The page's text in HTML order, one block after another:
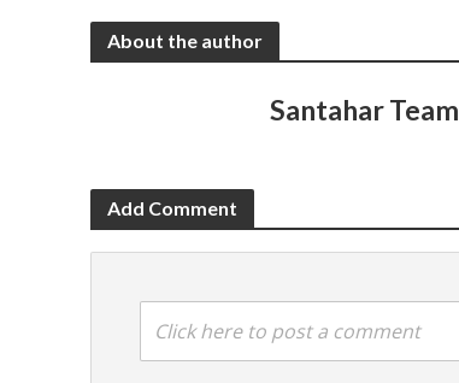
About the author
Santahar Team
Add Comment
Click here to post a comment